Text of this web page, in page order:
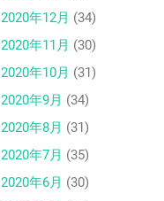
2020年12月 (34)
2020年11月 (30)
2020年10月 (31)
2020年9月 (34)
2020年8月 (31)
2020年7月 (35)
2020年6月 (30)